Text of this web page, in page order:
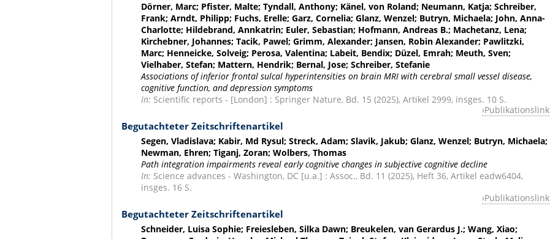
Dörner, Marc; Pfister, Malte; Tyndall, Anthony; Känel, von Roland; Neumann, Katja; Schreiber,
Frank; Arndt, Philipp; Fuchs, Erelle; Garz, Cornelia; Glanz, Wenzel; Butryn, Michaela; John, Anna-
Charlotte; Hildebrand, Annkatrin; Euler, Sebastian; Hofmann, Andreas B.; Machetanz, Lena;
Kirchebner, Johannes; Tacik, Pawel; Grimm, Alexander; Jansen, Robin Alexander; Pawlitzki,
Marc; Henneicke, Solveig; Perosa, Valentina; Labeit, Bendix; Düzel, Emrah; Meuth, Sven;
Vielhaber, Stefan; Mattern, Hendrik; Bernal, Jose; Schreiber, Stefanie
Associations of inferior frontal sulcal hyperintensities on brain MRI with cerebral small vessel disease,
cognitive function, and depression symptoms
In: Scientific reports - [London] : Springer Nature, Bd. 15 (2025), Artikel 2999, insges. 10 S.
Publikationslink
Begutachteter Zeitschriftenartikel
Segen, Vladislava; Kabir, Md Rysul; Streck, Adam; Slavik, Jakub; Glanz, Wenzel; Butryn, Michaela;
Newman, Ehren; Tiganj, Zoran; Wolbers, Thomas
Path integration impairments reveal early cognitive changes in subjective cognitive decline
In: Science advances - Washington, DC [u.a.] : Assoc., Bd. 11 (2025), Heft 36, Artikel eadw6404,
insges. 16 S.
Publikationslink
Begutachteter Zeitschriftenartikel
Schneider, Luisa Sophie; Freiesleben, Silka Dawn; Breukelen, van Gerardus J.; Wang, Xiao;